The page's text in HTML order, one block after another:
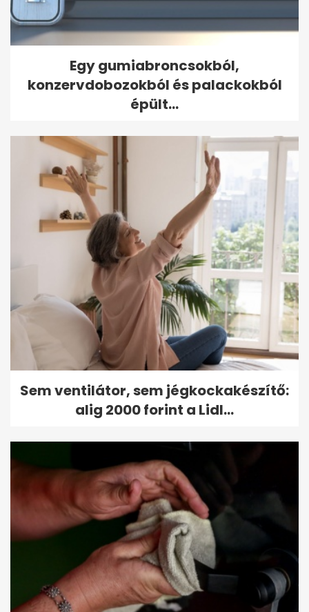
Egy gumiabroncsokból,
konzervdobozokból és palackokból
épült...
Sem ventilátor, sem jégkockakészítő:
alig 2000 forint a Lidl...